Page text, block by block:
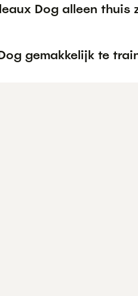
Dog alleen thuis
gemakkelijk te